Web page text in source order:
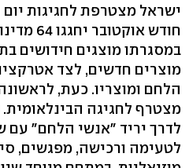
ישראל מצטרפת לחגיגות
חודש
במסגרתו מוצגים חידושים
מוצרים חדשים, לצד
הלחם ומוצריו. כעת,
מצטרף לחגיגה הבינלאומית.
לדרך יריד "אנשי הלחם" עם
לטעימה ורכישה, מפגשים,